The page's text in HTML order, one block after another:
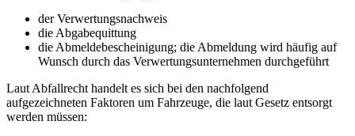
der Verwertungsnachweis
die Abgabequittung
die Abmeldebescheinigung; die Abmeldung wird häufig auf
Wunsch durch das Verwertungsunternehmen durchgeführt
Laut Abfallrecht handelt es sich bei den nachfolgend
aufgezeichneten Faktoren um Fahrzeuge, die laut Gesetz entsorgt
werden müssen: